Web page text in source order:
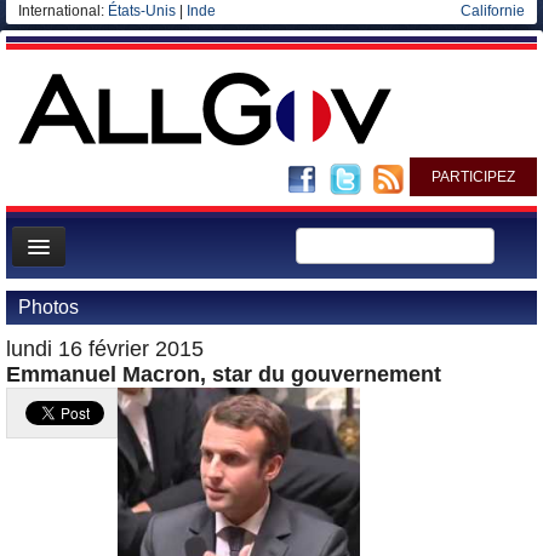
International: États-Unis Inde Californie
PARTICIPEZ
Page d'accueil
Infos
Gouvernement
Ministères/Directions
Elections européennes
Photos
lundi 16 février 2015
Emmanuel Macron, star du gouvernement